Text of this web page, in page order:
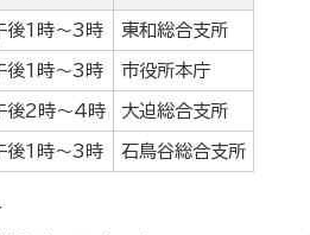
後1時～3時 東和総合支所
後1時～3時 市役所本庁
後2時～4時 大迫総合支所
後1時～3時 石鳥谷総合支所